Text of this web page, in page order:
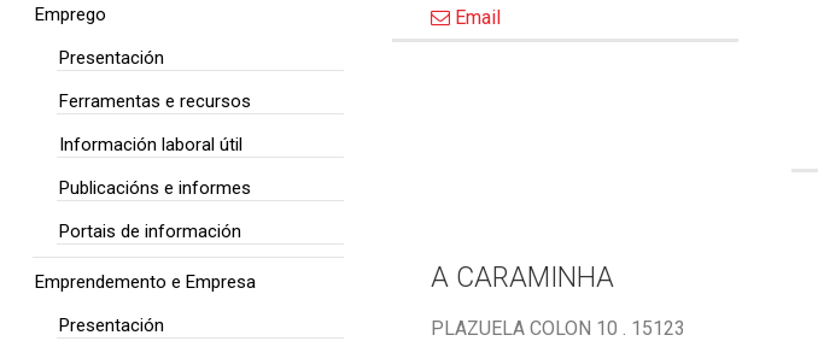
Email
A CARAMINHA
PLAZUELA COLON 10 . 15123
Emprego
Presentación
Ferramentas e recursos
Información laboral útil
Publicacións e informes
Portais de información
Emprendemento e Empresa
Presentación